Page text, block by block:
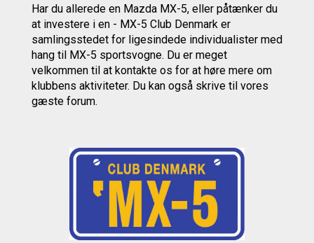
Har du allerede en Mazda MX-5, eller påtænker du
at investere i en - MX-5 Club Denmark er
samlingsstedet for ligesindede individualister med
hang til MX-5 sportsvogne. Du er meget
velkommen til at kontakte os for at høre mere om
klubbens aktiviteter. Du kan også skrive til vores
gæste forum.